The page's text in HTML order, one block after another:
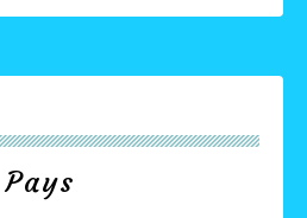
Pays